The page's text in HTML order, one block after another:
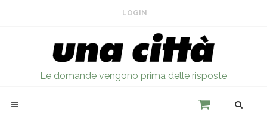
LOGIN
Le domande vengono prima delle risposte